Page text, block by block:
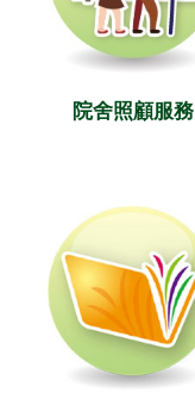
院舍照顧服務